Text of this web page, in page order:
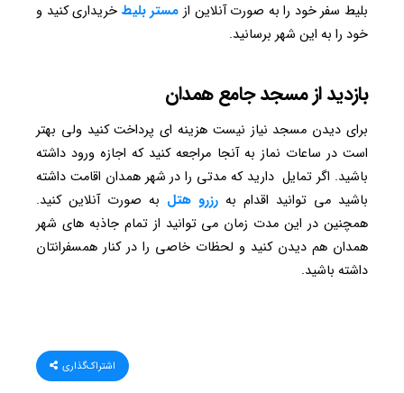
بلیط سفر خود را به صورت آنلاین از مستر بلیط خریداری کنید و
خود را به این شهر برسانید.
بازدید از مسجد جامع همدان
برای دیدن مسجد نیاز نیست هزینه ای پرداخت کنید ولی بهتر
است در ساعات نماز به آنجا مراجعه کنید که اجازه ورود داشته
باشید. اگر تمایل دارید که مدتی را در شهر همدان اقامت داشته
باشید می توانید اقدام به رزرو هتل به صورت آنلاین کنید.
همچنین در این مدت زمان می توانید از تمام جاذبه های شهر
همدان هم دیدن کنید و لحظات خاصی را در کنار همسفرانتان
داشته باشید.
اشتراک‌گذاری